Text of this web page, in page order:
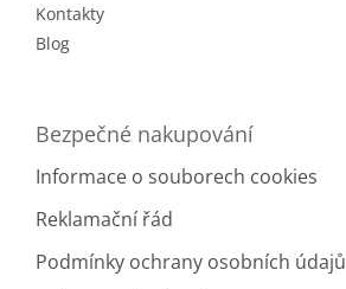
Kontakty
Blog
Bezpečné nakupování
Informace o souborech cookies
Reklamační řád
Podmínky ochrany osobních údajů